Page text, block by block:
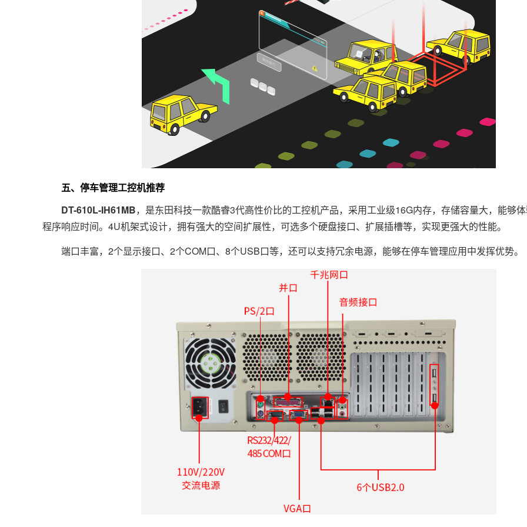
五、停车管理工控机推荐
DT-610L-IH61MB，是东田科技一款酷睿3代高性价比的工控机产品，采用工业级16G内存，存储容量大，能够
程序响应时间。4U机架式设计，拥有强大的空间扩展性，可选多个硬盘接口、扩展插槽等，实现更强大的性能。
端口丰富，2个显示接口、2个COM口、8个USB口等，还可以支持冗余电源，能够在停车管理应用中发挥优势。